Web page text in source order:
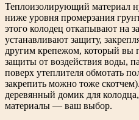
Теплоизолирующий материал
ниже уровня промерзания
этого колодец откапывают на
устанавливают защиту,
другим крепежом, который вы
защиты от воздействия воды,
поверх утеплителя обмотать
закрепить можно тоже
деревянный домик для
материалы — ваш выбор.